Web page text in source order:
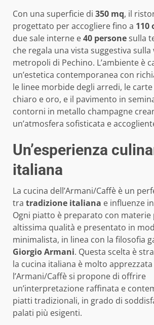
Con una superficie di 350 mq, il
progettato per accogliere fino a 110
due sale interne e40 personesulla
che regala una vista suggestiva sulla
metropoli di Pechino. L’ambiente è
un’estetica contemporanea con
le linee morbide degli arredi, le
chiaro e oro, e il pavimento in
contorni in metallo champagne
un’atmosfera sofisticata e
Un’esperienza
italiana
La cucina dell’Armani/Caffè è un
tra tradizione italiana e influenze
Ogni piatto è preparato con materie
altissima qualità e presentato in
minimalista, in linea con la filosofia
Giorgio Armani. Questa scelta è
la cucina italiana è molto apprezzata
l’Armani/Caffè si propone di offrire
un’interpretazione raffinata e
piatti tradizionali, in grado di
palati più esigenti.